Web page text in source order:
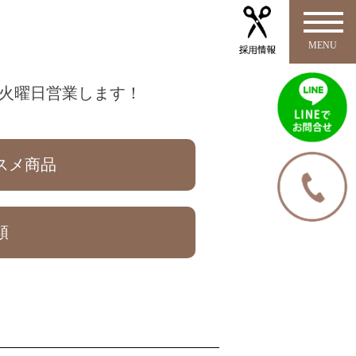
曜日営業します！
メ商品